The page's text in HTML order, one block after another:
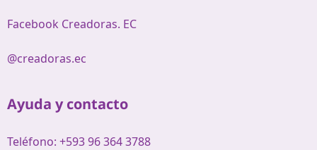
Facebook Creadoras. EC
@creadoras.ec
Ayuda y contacto
Teléfono: +593 96 364 3788